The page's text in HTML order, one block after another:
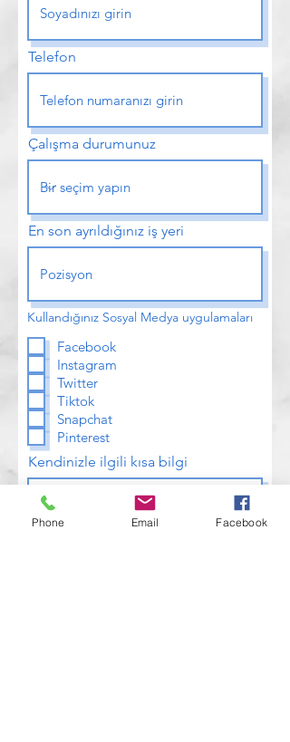
Telefon
Çalışma durumunuz
En son ayrıldığınız iş yeri
Kullandığınız Sosyal Medya uygulamaları
Facebook
Instagram
Twitter
Tiktok
Snapchat
Pinterest
Kendinizle ilgili kısa bilgi
Phone Email Facebook